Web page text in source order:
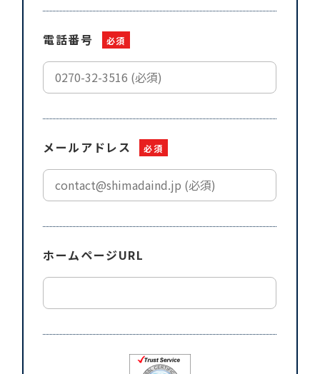
電話番号 必須
メールアドレス 必須
ホームページURL